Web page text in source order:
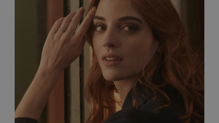
ENGAGEMENTS